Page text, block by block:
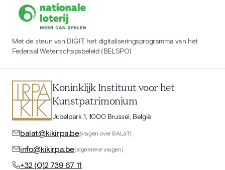
Met de steun van DIGIT, het digitaliseringsprogramma van het
Federaal Wetenschapsbeleid (BELSPO)
Koninklijk Instituut voor het
Kunstpatrimonium
Jubelpark 1, 1000 Brussel, België
balat@kikirpa.be(vragen over BALaT)
info@kikirpa.be(algemene vragen)
+32 (0)2 739 67 11